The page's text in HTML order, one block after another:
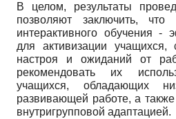
В целом, результаты
позволяют заключить, что
интерактивного обучения -
для активизации учащихся,
настроя и ожиданий от
рекомендовать их
учащихся, обладающих
развивающей работе, а
внутригрупповой адаптацией.